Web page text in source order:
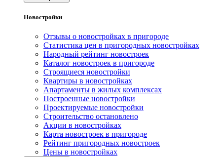
Новостройки
Отзывы о новостройках в пригороде
Статистика цен в пригородных новостройках
Народный рейтинг новостроек
Каталог новостроек в пригороде
Строящиеся новостройки
Квартиры в новостройках
Апартаменты в жилых комплексах
Построенные новостройки
Проектируемые новостройки
Строительство остановлено
Акции в новостройках
Карта новостроек в пригороде
Рейтинг пригородных новостроек
Цены в новостройках